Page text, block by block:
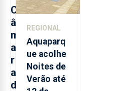
C
â
m
a
r
a
d
Açores
REGIONAL
Aquaparq
ue acolhe
Noites de
Verão até